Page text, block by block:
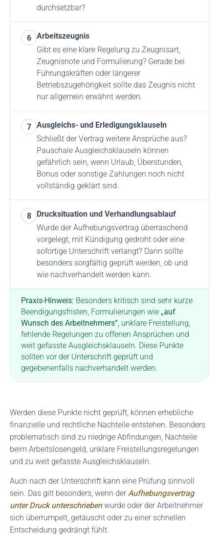
durchsetzbar?
6
Arbeitszeugnis
Gibt es eine klare Regelung zu Zeugnisart,
Zeugnisnote und Formulierung? Gerade bei
Führungskräften oder längerer
Betriebszugehörigkeit sollte das Zeugnis nicht
nur allgemein erwähnt werden.
7
Ausgleichs- und Erledigungsklauseln
Schließt der Vertrag weitere Ansprüche aus?
Pauschale Ausgleichsklauseln können
gefährlich sein, wenn Urlaub, Überstunden,
Bonus oder sonstige Zahlungen noch nicht
vollständig geklärt sind.
8
Drucksituation und Verhandlungsablauf
Wurde der Aufhebungsvertrag überraschend
vorgelegt, mit Kündigung gedroht oder eine
sofortige Unterschrift verlangt? Dann sollte
besonders sorgfältig geprüft werden, ob und
wie nachverhandelt werden kann.
Praxis-Hinweis: Besonders kritisch sind sehr kurze
Beendigungsfristen, Formulierungen wie „auf
Wunsch des Arbeitnehmers“, unklare Freistellung,
fehlende Regelungen zu offenen Ansprüchen und
weit gefasste Ausgleichsklauseln. Diese Punkte
sollten vor der Unterschrift geprüft und
gegebenenfalls nachverhandelt werden.
Werden diese Punkte nicht geprüft, können erhebliche
finanzielle und rechtliche Nachteile entstehen. Besonders
problematisch sind zu niedrige Abfindungen, Nachteile
beim Arbeitslosengeld, unklare Freistellungsregelungen
und zu weit gefasste Ausgleichsklauseln.
Auch nach der Unterschrift kann eine Prüfung sinnvoll
sein. Das gilt besonders, wenn derAufhebungsvertrag
unter Druck unterschriebenwurde oder der Arbeitnehmer
sich überrumpelt, getäuscht oder zu einer schnellen
Entscheidung gedrängt fühlt.